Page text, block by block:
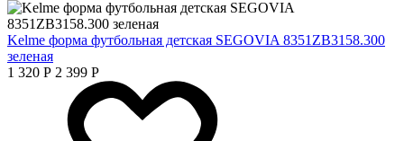
Kelme форма футбольная детская SEGOVIA 8351ZB3158.300
зеленая
1 320 Р 2 399 Р